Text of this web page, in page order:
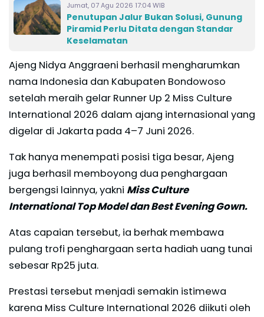
Jumat, 07 Agu 2026 17:04 WIB
Penutupan Jalur Bukan Solusi, Gunung
Piramid Perlu Ditata dengan Standar
Keselamatan
Ajeng Nidya Anggraeni berhasil mengharumkan
nama Indonesia dan Kabupaten Bondowoso
setelah meraih gelar Runner Up 2 Miss Culture
International 2026 dalam ajang internasional yang
digelar di Jakarta pada 4–7 Juni 2026.
Tak hanya menempati posisi tiga besar, Ajeng
juga berhasil memboyong dua penghargaan
bergengsi lainnya, yakni Miss Culture
International Top Model dan Best Evening Gown.
Atas capaian tersebut, ia berhak membawa
pulang trofi penghargaan serta hadiah uang tunai
sebesar Rp25 juta.
Prestasi tersebut menjadi semakin istimewa
karena Miss Culture International 2026 diikuti oleh